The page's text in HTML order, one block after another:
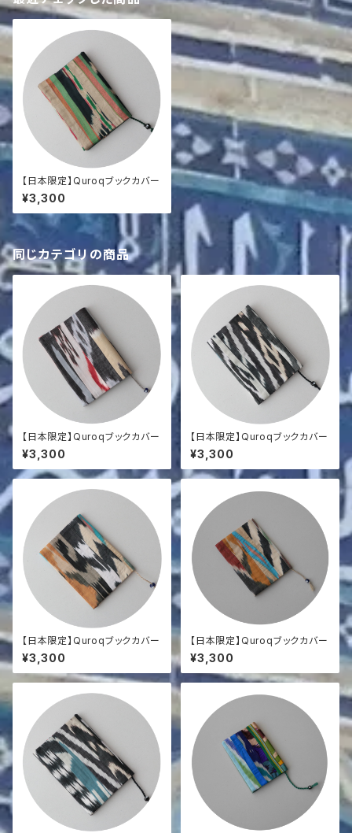
【日本限定】Quroqブックカバー
¥3,300
同じカテゴリの商品
【日本限定】Quroqブックカバー
¥3,300
【日本限定】Quroqブックカバー
¥3,300
【日本限定】Quroqブックカバー
¥3,300
【日本限定】Quroqブックカバー
¥3,300